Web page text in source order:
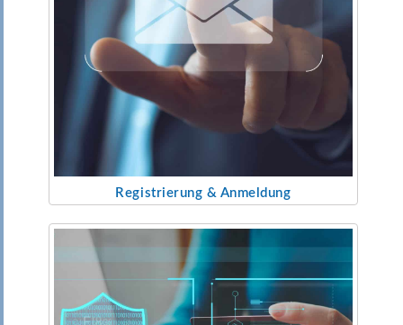
Registrierung & Anmeldung